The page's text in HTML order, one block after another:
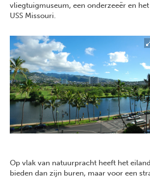
vliegtuigmuseum, een onderzeeër en
USS Missouri.
Op vlak van natuurpracht heeft het
bieden dan zijn buren, maar voor een